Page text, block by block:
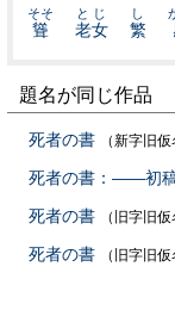
聳
そそ
老女
とじ
繁
し
題名が同じ作品
死者の書 （新字旧仮
死者の書：――初
死者の書 （旧字旧仮
死者の書 （旧字旧仮